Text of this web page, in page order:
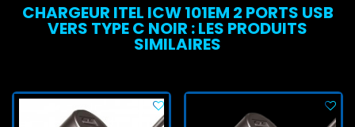
CHARGEUR ITEL ICW 101EM 2 PORTS USB
VERS TYPE C NOIR : LES PRODUITS
SIMILAIRES